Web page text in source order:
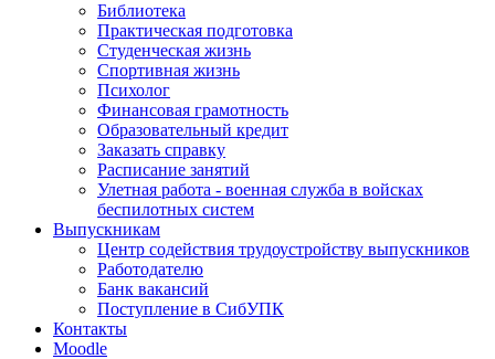
Библиотека
Практическая подготовка
Студенческая жизнь
Спортивная жизнь
Психолог
Финансовая грамотность
Образовательный кредит
Заказать справку
Расписание занятий
Улетная работа - военная служба в войсках
беспилотных систем
Выпускникам
Центр содействия трудоустройству выпускников
Работодателю
Банк вакансий
Поступление в СибУПК
Контакты
Moodle